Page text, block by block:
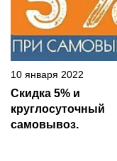
10 января 2022
Скидка 5% и
круглосуточный
самовывоз.